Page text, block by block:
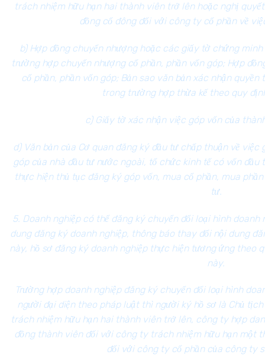
trách nhiệm hữu hạn hai thành viên trở lên hoặc nghị
đồng cổ đông đối với công ty cổ phần về
b) Hợp đồng chuyển nhượng hoặc các giấy tờ chứng
trường hợp chuyển nhượng cổ phần, phần vốn góp; Hợp
cổ phần, phần vốn góp; Bản sao văn bản xác nhận
trong trường hợp thừa kế theo quy
c) Giấy tờ xác nhận việc góp vốn của
d) Văn bản của Cơ quan đăng ký đầu tư chấp thuận về
góp của nhà đầu tư nước ngoài, tổ chức kinh tế có vốn
thực hiện thủ tục đăng ký góp vốn, mua cổ phần, mua
tư.
5. Doanh nghiệp có thể đăng ký chuyển đổi loại hình
dung đăng ký doanh nghiệp, thông báo thay đổi nội dung
này, hồ sơ đăng ký doanh nghiệp thực hiện tương ứng theo
này.
Trường hợp doanh nghiệp đăng ký chuyển đổi loại hình
người đại diện theo pháp luật thì người ký hồ sơ là Chủ
trách nhiệm hữu hạn hai thành viên trở lên, công ty hợp
đồng thành viên đối với công ty trách nhiệm hữu hạn một
đối với công ty cổ phần của công ty